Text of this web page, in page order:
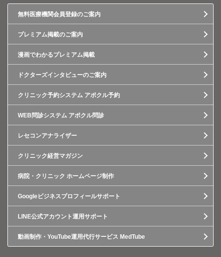
無料医療機関会員登録のご案内
プレミアム掲載のご案内
漫画でわかるプレミアム掲載
ドクターズインタビューのご案内
クリニック予約システム アポクル予約
WEB問診システム アポクル問診
レセコンアナライザー
クリニック経営マガジン
病院・クリニック ホームページ制作
Googleビジネスプロフィールサポート
LINE公式アカウント運用サポート
動画制作・YouTube運用代行サービス MedTube